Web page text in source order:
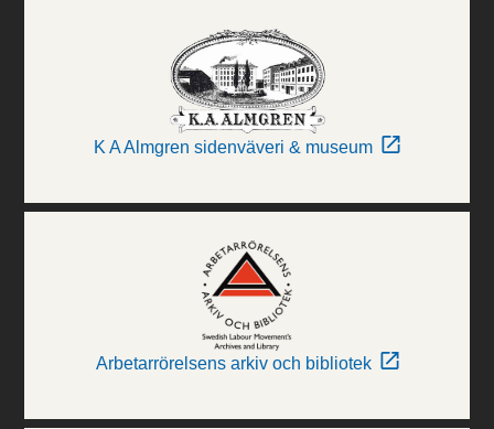
K A Almgren sidenväveri & museum
Arbetarrörelsens arkiv och bibliotek